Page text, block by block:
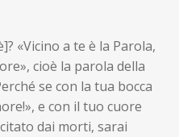
«Vicino a te è la Parola,
cioè la parola della
se con la tua bocca
e con il tuo cuore
dai morti, sarai